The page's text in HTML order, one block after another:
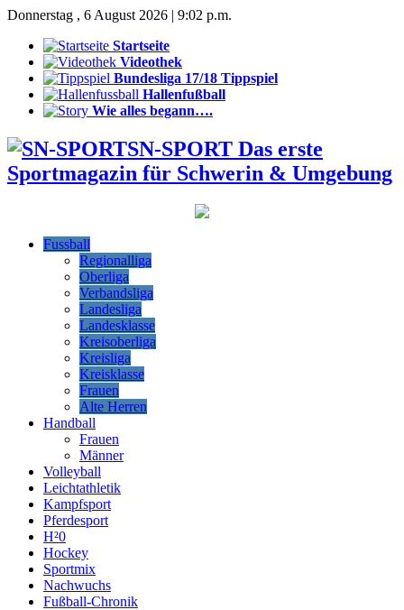
Donnerstag , 6 August 2026 | 9:02 p.m.
Startseite
Videothek
Bundesliga 17/18 Tippspiel
Hallenfußball
Wie alles begann….
SN-SPORT Das erste
Sportmagazin für Schwerin & Umgebung
Fussball
Regionalliga
Oberliga
Verbandsliga
Landesliga
Landesklasse
Kreisoberliga
Kreisliga
Kreisklasse
Frauen
Alte Herren
Handball
Frauen
Männer
Volleyball
Leichtathletik
Kampfsport
Pferdesport
H²0
Hockey
Sportmix
Nachwuchs
Fußball-Chronik